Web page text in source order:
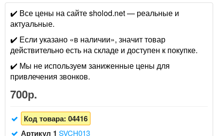
✔️ Все цены на сайте sholod.net — реальные и
актуальные.
✔️ Если указано «в наличии», значит товар
действительно есть на складе и доступен к покупке.
✔️ Мы не используем заниженные цены для
привлечения звонков.
700р.
Код товара: 04416
Артикул 1 SVCH013